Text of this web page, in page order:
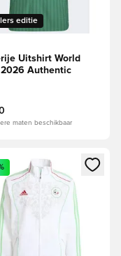
editie
Uitshirt World
Authentic
maten beschikbaar
je aan te melden als
een venster om in te